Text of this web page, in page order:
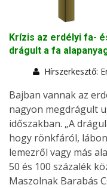
Krízis az erdélyi fa-
drágult a fa
Hírszerkesztő:
Bajban vannak az
nagyon megdrágult
időszakban. „A
hogy rönkfáról,
lemezről vagy más
50 és 100 százalék
Maszolnak Barabás